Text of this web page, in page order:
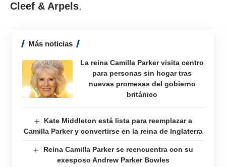
Cleef & Arpels.
Más noticias
La reina Camilla Parker visita centro
para personas sin hogar tras
nuevas promesas del gobierno
británico
Kate Middleton está lista para reemplazar a
Camilla Parker y convertirse en la reina de Inglaterra
Reina Camilla Parker se reencuentra con su
exesposo Andrew Parker Bowles